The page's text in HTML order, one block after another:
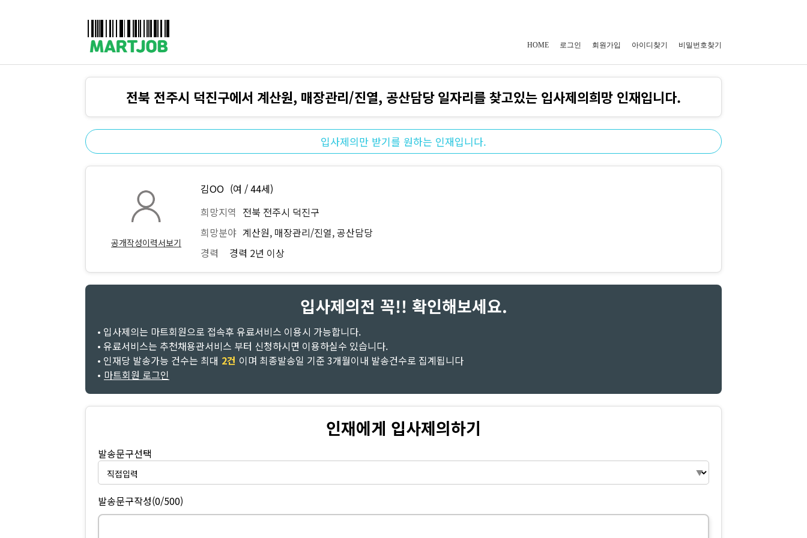
유통매장전용 임대·매매정보
식자재가격정보
농산/야채청과직원채용정보
HOME 로그인 회원가입 아이디찾기 비밀번호찾기
전북 전주시 덕진구에서 계산원, 매장관리/진열, 공산담당 일자리를 찾고있는 입사제의희망 인재입니다.
입사제의만 받기를 원하는 인재입니다.
공개작성이력서보기
김OO (여 / 44세)
희망지역 전북 전주시 덕진구
희망분야 계산원, 매장관리/진열, 공산담당
경력
경력 2년 이상
입사제의전 꼭!! 확인해보세요.
• 입사제의는 마트회원으로 접속후 유료서비스 이용시 가능합니다.
• 유료서비스는 추천채용관서비스 부터 신청하시면 이용하실수 있습니다.
• 인재당 발송가능 건수는 최대 2건 이며 최종발송일 기준 3개월이내 발송건수로 집계됩니다
• 마트회원 로그인
인재에게 입사제의하기
발송문구선택
발송문구작성(0/500)